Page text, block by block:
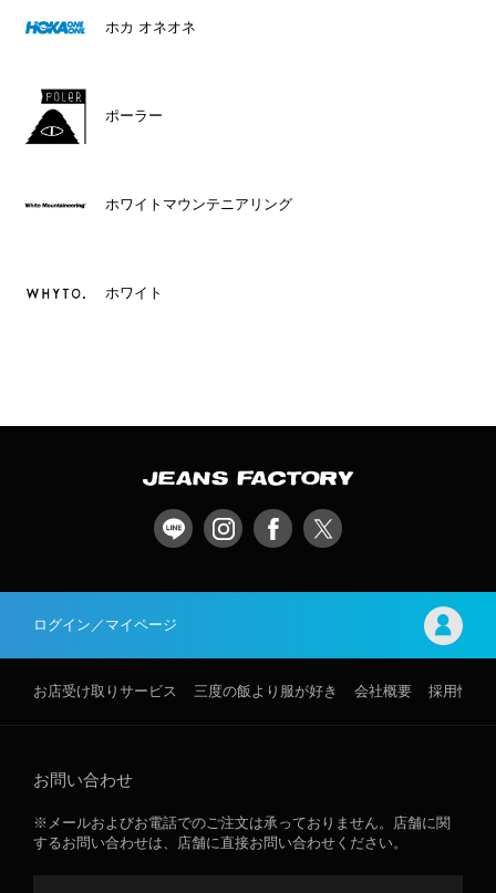
ホカ オネオネ
ポーラー
ホワイトマウンテニアリング
ホワイト
ログイン／マイページ
お店受け取りサービス 三度の飯より服が好き 会社概要 採用情報
お問い合わせ
※メールおよびお電話でのご注文は承っておりません。店舗に関
するお問い合わせは、店舗に直接お問い合わせください。